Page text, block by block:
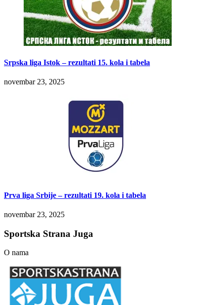
Srpska liga Istok – rezultati 15. kola i tabela
novembar 23, 2025
Prva liga Srbije – rezultati 19. kola i tabela
novembar 23, 2025
Sportska Strana Juga
O nama